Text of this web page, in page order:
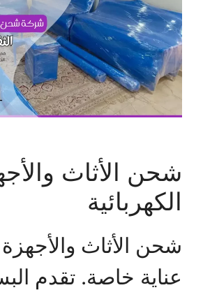
شحن الأثاث
الكهربائية
شحن الأثاث
عناية خاصة. تقدم